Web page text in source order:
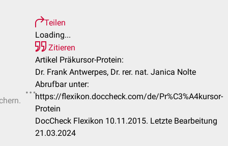
Teilen
Loading...
Zitieren
Artikel Präkursor-Protein:
Dr. Frank Antwerpes, Dr. rer. nat. Janica Nolte
Abrufbar unter:
https://flexikon.doccheck.com/de/Pr%C3%A4kursor-
Protein
DocCheck Flexikon 10.11.2015. Letzte Bearbeitung
21.03.2024